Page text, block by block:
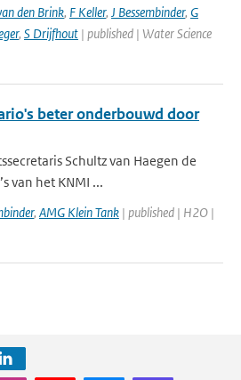
den Brink, F Keller, J Bessembinder, G
, S Drijfhout | published | Water Science
beter onderbouwd door
Schultz van Haegen de
van het KNMI ...
, AMG Klein Tank | published | H2O |